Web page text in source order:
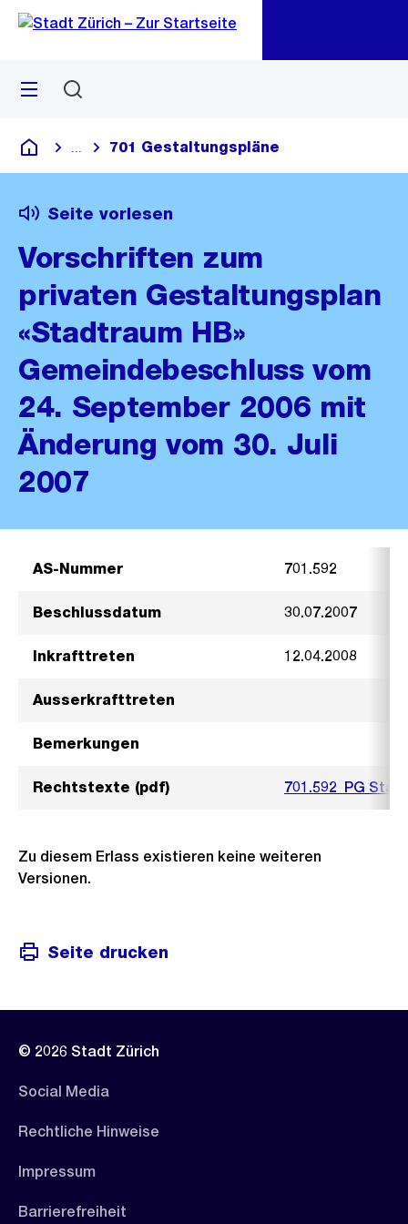
Navigation
Sprunglink
Menü
Deutsch
Blende alle Breadcrumbs ein
701 Gestaltungspläne
Seite vorlesen
Vorschriften zum
privaten Gestaltungsplan
«Stadtraum HB»
Gemeindebeschluss vom
24. September 2006 mit
Änderung vom 30. Juli
2007
AS-Nummer 701.592
Beschlussdatum 30.07.2007
Inkrafttreten 12.04.2008
Ausserkrafttreten
Bemerkungen
Rechtstexte (pdf) 701.592_PG
Zu diesem Erlass existieren keine weiteren
Versionen.
Seite drucken
© 2026 Stadt Zürich
Social Media
Rechtliche Hinweise
Impressum
Barrierefreiheit